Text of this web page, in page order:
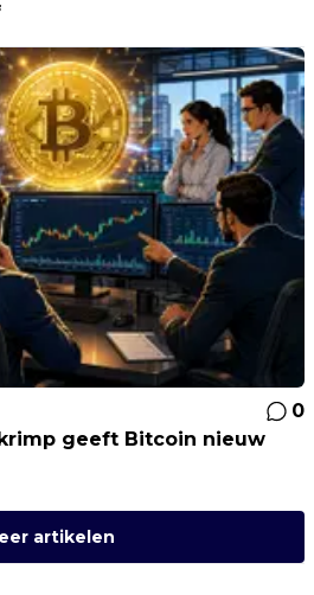
0
geeft Bitcoin nieuw
artikelen